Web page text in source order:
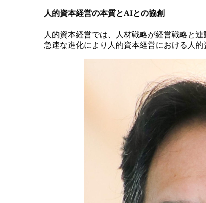
人的資本経営の本質とAIとの協創
人的資本経営では、人材戦略が経営戦略と
急速な進化により人的資本経営における人